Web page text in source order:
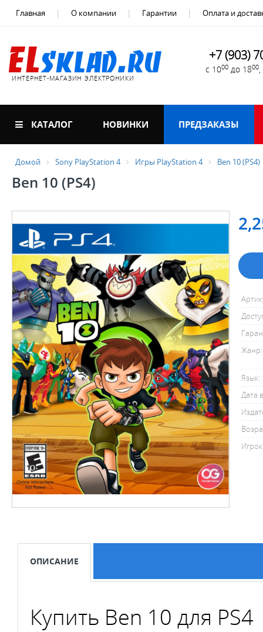
Главная О компании Гарантии Оплата и
ИНТЕРНЕТ-МАГАЗИН ЭЛЕКТРОНИКИ
+7 (903)
с 1000 до 1800
КАТАЛОГ НОВИНКИ ПРЕДЗАКАЗЫ
Домой Sony PlayStation 4 Игры PlayStation 4 Ben 10 (PS4)
Ben 10 (PS4)
Жанр:
Язык:
Дата
ОПИСАНИЕ
Купить Ben 10 для PS4